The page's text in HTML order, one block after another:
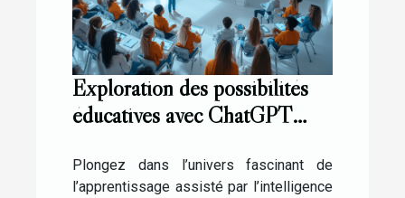
Exploration des possibilités
éducatives avec ChatGPT
Plongez dans l’univers fascinant de
l’apprentissage assisté par l’intelligence